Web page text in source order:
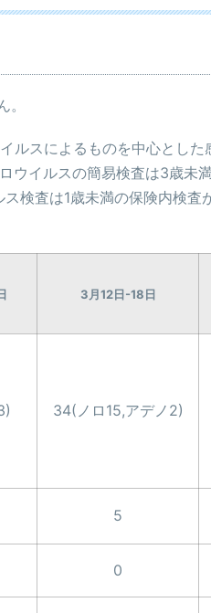
スによるものを中心とした
イルスの簡易検査は3歳未
検査は1歳未満の保険内検
3月12日-18日
34(ノロ15,アデノ2)
5
0